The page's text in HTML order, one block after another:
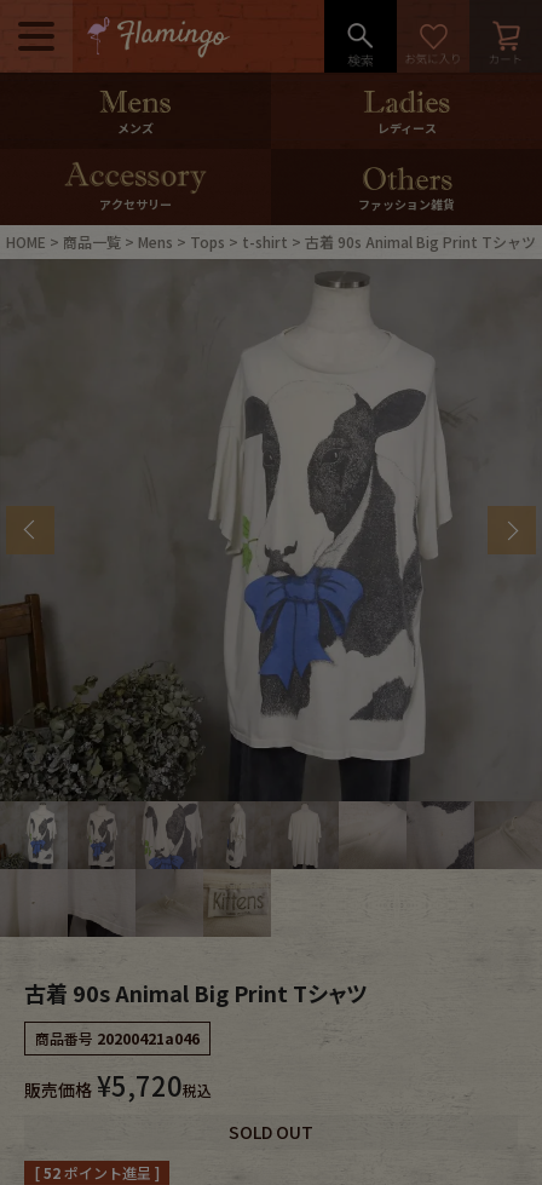
メニュー
500pt＆10％Offクーポンプレゼン
10％0ffクーポンプレゼント
ログイン・会員登録 LINE ID連携
マイページ
International Shipping
特集一覧
スタッフコーディネート
古着卸DOCK
メンズ商品カテゴリーから探す
Tops Outer
Bottoms
レディース商品カテゴリーから探す
Outer
メンズ レディース
アクセサリー ファッション雑貨
HOME 商品一覧 Mens Tops t-shirt 古着 90s Animal Big Print Tシャツ
古着 90s Animal Big Print Tシャツ
商品番号 20200421a046
販売価格 ¥5,720税込
SOLD OUT
[52ポイント進呈 ]